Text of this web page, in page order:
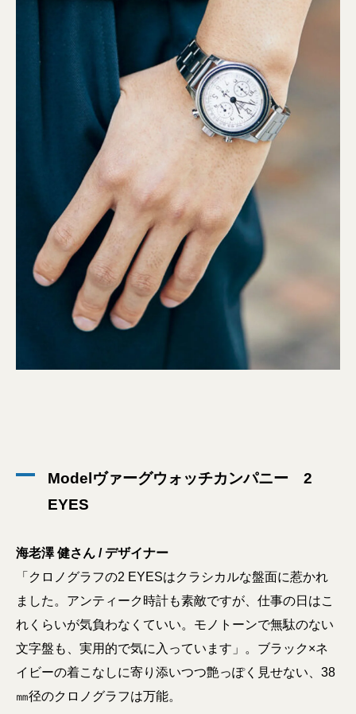
Modelヴァーグウォッチカンパニー 2
EYES
海老澤 健さん / デザイナー
「クロノグラフの2 EYESはクラシカルな盤面に惹かれ
ました。アンティーク時計も素敵ですが、仕事の日はこ
れくらいが気負わなくていい。モノトーンで無駄のない
文字盤も、実用的で気に入っています」。ブラック×ネ
イビーの着こなしに寄り添いつつ艶っぽく見せない、38
㎜径のクロノグラフは万能。